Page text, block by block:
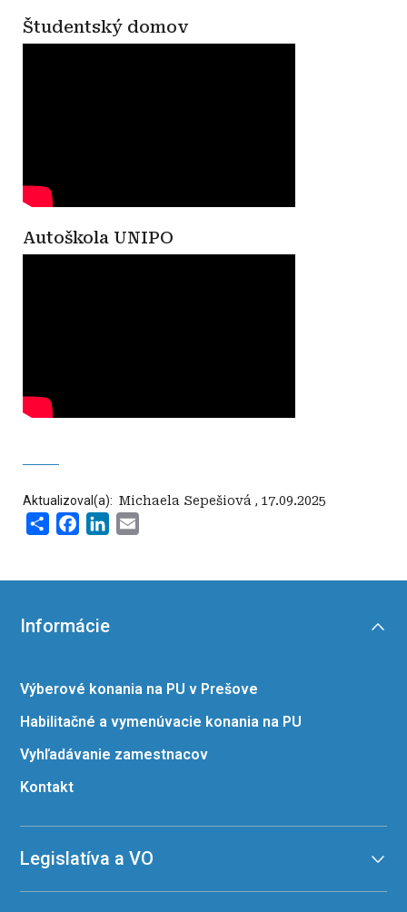
Študentský domov
Autoškola UNIPO
Aktualizoval(a): ‍ Michaela Sepešiová , 17.09.2025
Share FacebookLinkedIn
Informácie
Výberové konania na PU v Prešove
Habilitačné a vymenúvacie konania na PU
Vyhľadávanie zamestnacov
Kontakt
Legislatíva a VO